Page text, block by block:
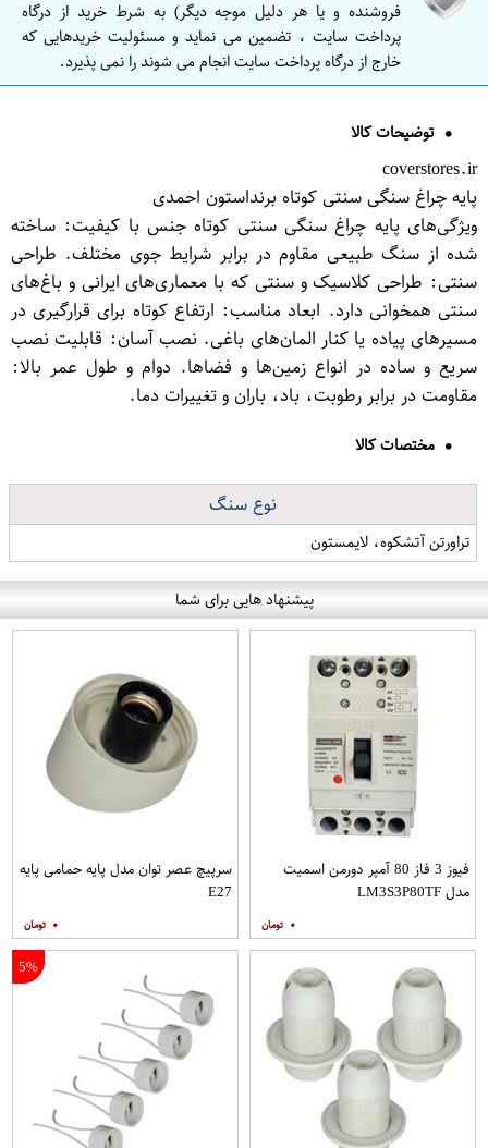
فروشنده و یا هر دلیل موجه دیگر) به شرط خرید از درگاه
پرداخت سایت ، تضمین می نماید و مسئولیت خریدهایی که
خارج از درگاه پرداخت سایت انجام می شوند را نمی پذیرد.
توضیحات کالا
coverstores.ir
پایه چراغ سنگی سنتی کوتاه برنداستون احمدی
ویژگی‌های پایه چراغ سنگی سنتی کوتاه جنس با کیفیت: ساخته
شده از سنگ طبیعی مقاوم در برابر شرایط جوی مختلف. طراحی
سنتی: طراحی کلاسیک و سنتی که با معماری‌های ایرانی و باغ‌های
سنتی همخوانی دارد. ابعاد مناسب: ارتفاع کوتاه برای قرارگیری در
مسیرهای پیاده یا کنار المان‌های باغی. نصب آسان: قابلیت نصب
سریع و ساده در انواع زمین‌ها و فضاها. دوام و طول عمر بالا:
مقاومت در برابر رطوبت، باد، باران و تغییرات دما.
مختصات کالا
نوع سنگ
تراورتن آتشکوه، لایمستون
پیشنهاد هایی برای شما
فیوز 3 فاز 80 آمپر دورمن اسمیت
مدل LM3S3P80TF
۰
سرپیچ عصر توان مدل پایه حمامی پایه
E27
۰
5%